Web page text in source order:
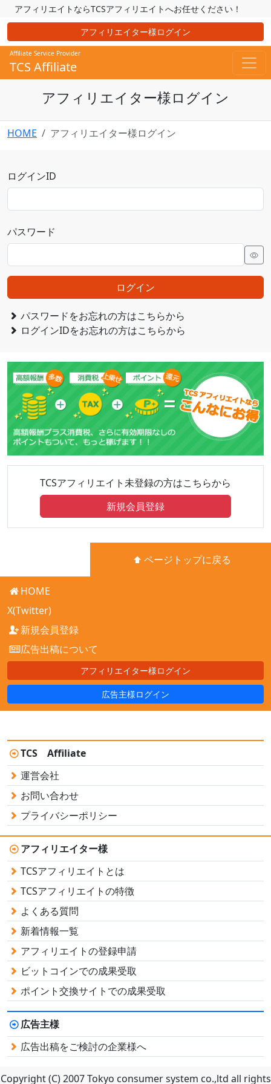
アフィリエイトならTCSアフィリエイトへお任せください！
アフィリエイター様ログイン
Affiliate Service Provider
TCS Affiliate
アフィリエイター様ログイン
HOME アフィリエイター様ログイン
ログインID
パスワード
ログイン
パスワードをお忘れの方はこちらから
ログインIDをお忘れの方はこちらから
TCSアフィリエイト未登録の方はこちらから
新規会員登録
ページトップに戻る
HOME
X(Twitter)
新規会員登録
広告出稿について
アフィリエイター様ログイン
広告主様ログイン
TCS Affiliate
運営会社
お問い合わせ
プライバシーポリシー
アフィリエイター様
TCSアフィリエイトとは
TCSアフィリエイトの特徴
よくある質問
新着情報一覧
アフィリエイトの登録申請
ビットコインでの成果受取
ポイント交換サイトでの成果受取
広告主様
広告出稿をご検討の企業様へ
Copyright (C) 2007 Tokyo consumer system co.,ltd all rights